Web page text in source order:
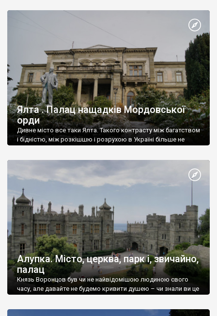
Ялта . Палац нащадків Мордовської
орди
Дивне місто все таки Ялта. Такого контрасту між багатством
і бідністю, між розкішшю і розрухою в Україні більше не
Алупка. Місто, церква, парк і, звичайно,
палац
Князь Воронцов був чи не найвідомішою людиною свого
часу, але давайте не будемо кривити душею – чи знали ви це